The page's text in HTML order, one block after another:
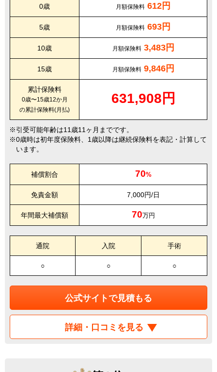
0歳 月額保険料 612円
5歳 月額保険料 693円
10歳 月額保険料 3,483円
15歳 月額保険料 9,846円
累計保険料
0歳〜15歳12か月
の累計保険料(月払)
631,908円
引受可能年齢は11歳11ヶ月までです。
0歳時は初年度保険料、1歳以降は継続保険料を表記・計算して
います。
補償割合 70%
免責金額 7,000円/日
年間最大補償額 70万円
通院 入院 手術
○ ○ ○
公式サイトで見積もる
詳細・口コミを見る